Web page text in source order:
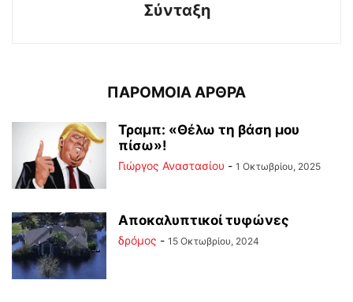
Σύνταξη
ΠΑΡΟΜΟΙΑ ΑΡΘΡΑ
Τραμπ: «Θέλω τη βάση μου
πίσω»!
Γιώργος Αναστασίου - 1 Οκτωβρίου, 2025
Αποκαλυπτικοί τυφώνες
δρόμος - 15 Οκτωβρίου, 2024